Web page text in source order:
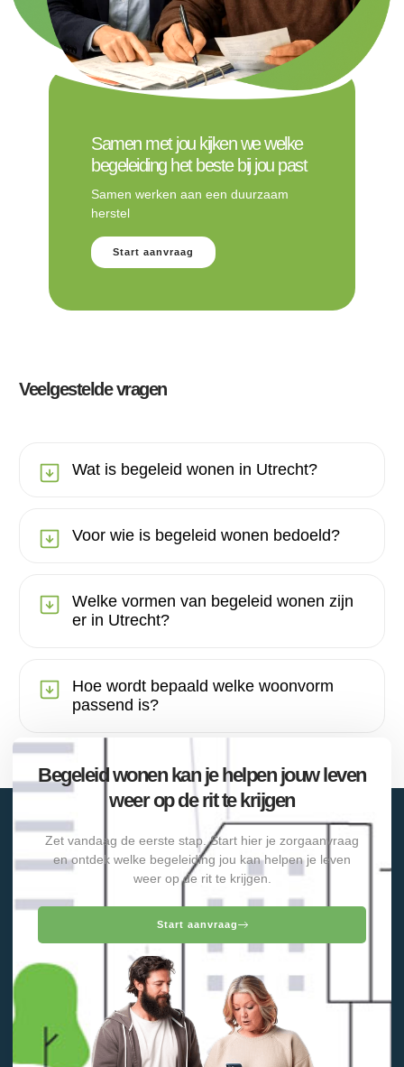
Samen met jou kijken we welke
begeleiding het beste bij jou past
Samen werken aan een duurzaam
herstel
Start aanvraag
Veelgestelde vragen
Wat is begeleid wonen in Utrecht?
Voor wie is begeleid wonen bedoeld?
Welke vormen van begeleid wonen zijn
er in Utrecht?
Hoe wordt bepaald welke woonvorm
passend is?
Begeleid wonen kan je helpen jouw leven
weer op de rit te krijgen
Zet vandaag de eerste stap. Start hier je zorgaanvraag
en ontdek welke begeleiding jou kan helpen je leven
weer op de rit te krijgen.
Start aanvraag